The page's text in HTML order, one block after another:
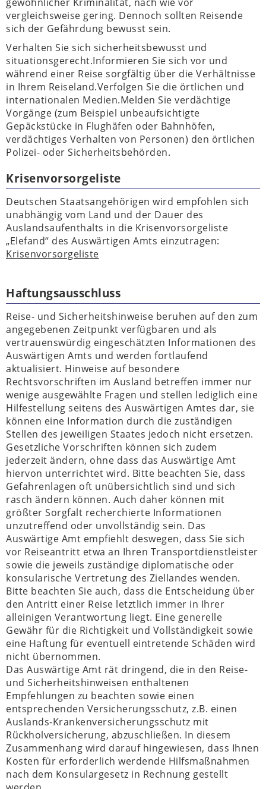
vergleichsweise gering. Dennoch sollten Reisende
sich der Gefährdung bewusst sein.
Verhalten Sie sich sicherheitsbewusst und
situationsgerecht.Informieren Sie sich vor und
während einer Reise sorgfältig über die Verhältnisse
in Ihrem Reiseland.Verfolgen Sie die örtlichen und
internationalen Medien.Melden Sie verdächtige
Vorgänge (zum Beispiel unbeaufsichtigte
Gepäckstücke in Flughäfen oder Bahnhöfen,
verdächtiges Verhalten von Personen) den örtlichen
Polizei- oder Sicherheitsbehörden.
Krisenvorsorgeliste
Deutschen Staatsangehörigen wird empfohlen sich
unabhängig vom Land und der Dauer des
Auslandsaufenthalts in die Krisenvorsorgeliste
„Elefand“ des Auswärtigen Amts einzutragen:
Krisenvorsorgeliste
Haftungsausschluss
Reise- und Sicherheitshinweise beruhen auf den zum
angegebenen Zeitpunkt verfügbaren und als
vertrauenswürdig eingeschätzten Informationen des
Auswärtigen Amts und werden fortlaufend
aktualisiert. Hinweise auf besondere
Rechtsvorschriften im Ausland betreffen immer nur
wenige ausgewählte Fragen und stellen lediglich eine
Hilfestellung seitens des Auswärtigen Amtes dar, sie
können eine Information durch die zuständigen
Stellen des jeweiligen Staates jedoch nicht ersetzen.
Gesetzliche Vorschriften können sich zudem
jederzeit ändern, ohne dass das Auswärtige Amt
hiervon unterrichtet wird. Bitte beachten Sie, dass
Gefahrenlagen oft unübersichtlich sind und sich
rasch ändern können. Auch daher können mit
größter Sorgfalt recherchierte Informationen
unzutreffend oder unvollständig sein. Das
Auswärtige Amt empfiehlt deswegen, dass Sie sich
vor Reiseantritt etwa an Ihren Transportdienstleister
sowie die jeweils zuständige diplomatische oder
konsularische Vertretung des Ziellandes wenden.
Bitte beachten Sie auch, dass die Entscheidung über
den Antritt einer Reise letztlich immer in Ihrer
alleinigen Verantwortung liegt. Eine generelle
Gewähr für die Richtigkeit und Vollständigkeit sowie
eine Haftung für eventuell eintretende Schäden wird
nicht übernommen.
Das Auswärtige Amt rät dringend, die in den Reise-
und Sicherheitshinweisen enthaltenen
Empfehlungen zu beachten sowie einen
entsprechenden Versicherungsschutz, z.B. einen
Auslands-Krankenversicherungsschutz mit
Rückholversicherung, abzuschließen. In diesem
Zusammenhang wird darauf hingewiesen, dass Ihnen
Kosten für erforderlich werdende Hilfsmaßnahmen
nach dem Konsulargesetz in Rechnung gestellt